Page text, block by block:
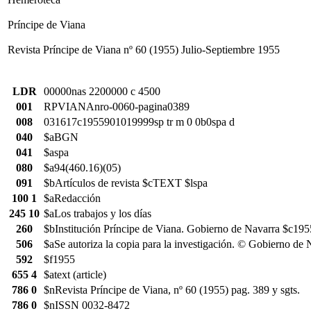
Príncipe de Viana
Revista Príncipe de Viana nº 60 (1955) Julio-Septiembre 1955
LDR
00000nas 2200000 c 4500
001
RPVIANAnro-0060-pagina0389
008
031617c1955901019999sp tr m 0 0b0spa d
040
$aBGN
041
$aspa
080
$a94(460.16)(05)
091
$bArtículos de revista $cTEXT $lspa
100 1
$aRedacción
245 10 $aLos trabajos y los días
260
$bInstitución Príncipe de Viana. Gobierno de Navarra
506
$aSe autoriza la copia para la investigación. © Gobierno de
592
$f1955
655 4 $atext (article)
786 0 $nRevista Príncipe de Viana, nº 60 (1955) pag. 389 y sgts.
786 0 $nISSN 0032-8472